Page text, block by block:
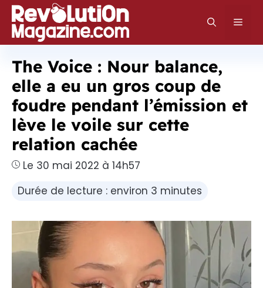
Aller
au
contenu
The Voice : Nour balance,
elle a eu un gros coup de
foudre pendant l’émission et
lève le voile sur cette
relation cachée
Le 30 mai 2022 à 14h57
Durée de lecture : environ 3 minutes